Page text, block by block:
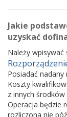
Jakie
uzyskać
Należy
Posiadać
Koszty
z innych środków
Operacja będzie
rozliczona nie